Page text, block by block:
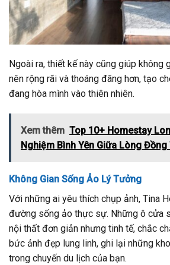
Ngoài ra, thiết kế này cũng giúp không
nên rộng rãi và thoáng đãng hơn, tạo
đang hòa mình vào thiên nhiên.
Xem thêm Top 10+ Homestay
Nghiệm Bình Yên Giữa Lòng
Không Gian Sống Ảo Lý Tưởng
Với những ai yêu thích chụp ảnh, Tina
đường sống ảo thực sự. Những ô cửa
nội thất đơn giản nhưng tinh tế, chắc
bức ảnh đẹp lung linh, ghi lại những
trong chuyến du lịch của bạn.